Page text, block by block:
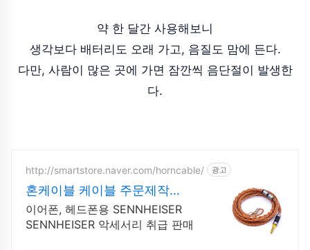
약 한 달간 사용해보니
생각보다 배터리도 오래 가고, 음질도 맘에 든다.
다만, 사람이 많은 곳에 가면 잠깐씩 음단절이 발생한
다.
http://smartstore.naver.com/horncable/ 광고
혼케이블 케이블 주문제작
커스텀
이어폰, 헤드폰용 SENNHEISER
SENNHEISER 악세서리 취급 판매